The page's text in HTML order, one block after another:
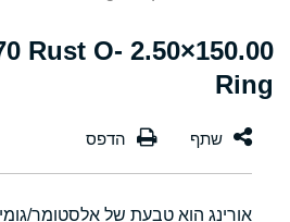
70 Rust O-
Ring
אורינג הוא טבעת של אלסטומר/